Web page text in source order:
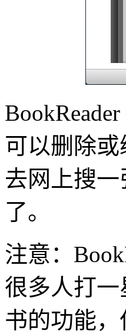
可以删除
去网上搜
了。
注意：
很多人打一
书的功能